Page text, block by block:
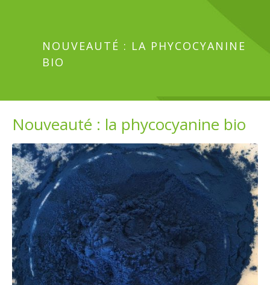
NOUVEAUTÉ : LA PHYCOCYANINE
BIO
Nouveauté : la phycocyanine bio